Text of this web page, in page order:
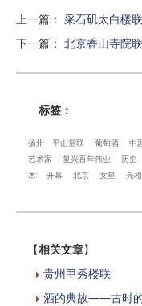
上一篇 ： 采石矶太白楼联
下一篇 ： 北京香山寺院联
标签：
扬州 平山堂联 葡萄酒 中
艺术家
复兴百年伟业 历史
术
开幕 北京 女星 亮相
【相关文章】
贵州甲秀楼联
酒的典故——古时